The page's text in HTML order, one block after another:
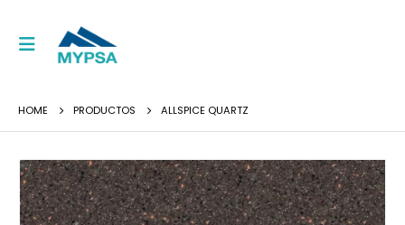
HOME PRODUCTOS ALLSPICE QUARTZ